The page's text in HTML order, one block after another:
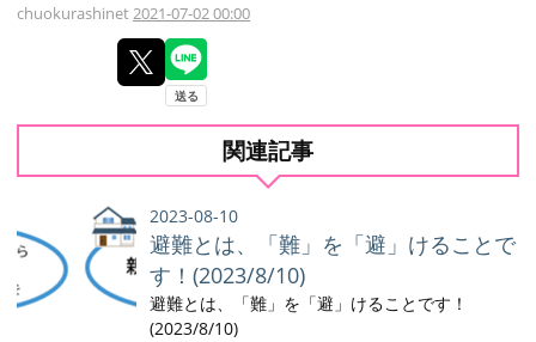
chuokurashinet 2021-07-02 00:00
関連記事
2023-08-10
避難とは、「難」を「避」けることで
す！(2023/8/10)
避難とは、「難」を「避」けることです！
(2023/8/10)